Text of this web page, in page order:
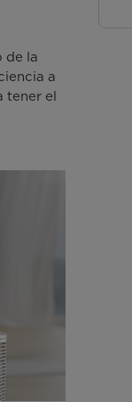
de la
a
tener el